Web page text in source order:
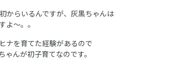
からいるんですが、灰黒ちゃんは
よ～。。
ナを育てた経験があるので
んが初子育てなのです。